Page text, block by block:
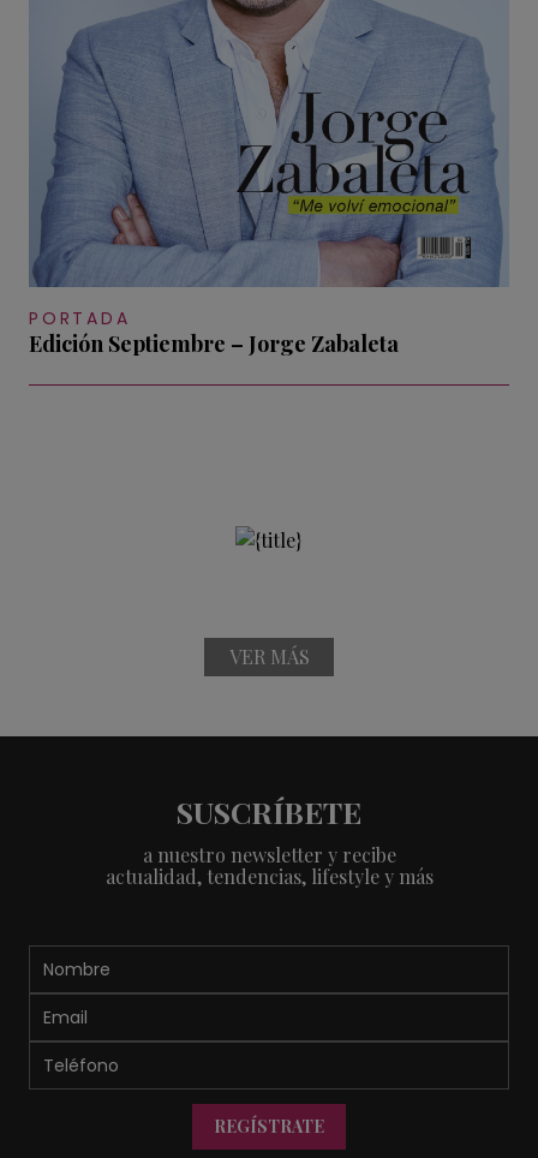
PORTADA
Edición Septiembre – Jorge Zabaleta
VER MÁS
SUSCRÍBETE
a nuestro newsletter y recibe
actualidad, tendencias, lifestyle y más
REGÍSTRATE